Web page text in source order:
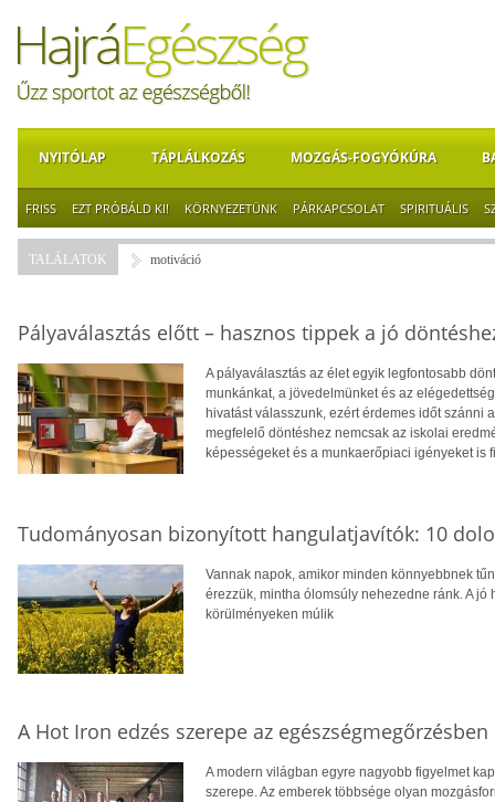
NYITÓLAP TÁPLÁLKOZÁS MOZGÁS-FOGYÓKÚRA
FRISS EZT PRÓBÁLD KI! KÖRNYEZETÜNK PÁRKAPCSOLAT SPIRITUÁLIS
TALÁLATOK motiváció
Pályaválasztás előtt – hasznos tippek a jó
A pályaválasztás az élet egyik legfontosabb
munkánkat, a jövedelmünket és az
hivatást válasszunk, ezért érdemes időt szánni
megfelelő döntéshez nemcsak az iskolai
képességeket és a munkaerőpiaci igényeket is
Tudományosan bizonyított hangulatjavítók: 10
Vannak napok, amikor minden könnyebbnek
érezzük, mintha ólomsúly nehezedne ránk. A
körülményeken múlik
A Hot Iron edzés szerepe az
A modern világban egyre nagyobb figyelmet
szerepe. Az emberek többsége olyan